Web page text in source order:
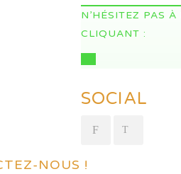
N’HÉSITEZ PAS
CLIQUANT :
SOCIAL
NOUS !